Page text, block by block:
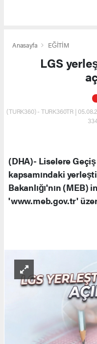
Anasayfa EĞİTİM
LGS
(TURK360) - TURK360TR |
(DHA)- Liselere
kapsamındaki
Bakanlığı'nın (MEB)
'www.meb.gov.tr'